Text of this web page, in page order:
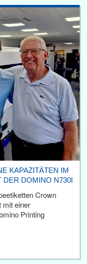
KAPAZITÄTEN IM
DER DOMINO N730I
Crown
mit einer
Printing